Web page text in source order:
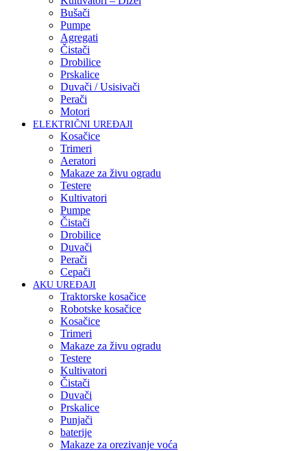
Bušači
Pumpe
Agregati
Čistači
Drobilice
Prskalice
Duvači / Usisivači
Perači
Motori
ELEKTRIČNI UREĐAJI
Kosačice
Trimeri
Aeratori
Makaze za živu ogradu
Testere
Kultivatori
Pumpe
Čistači
Drobilice
Duvači
Perači
Cepači
AKU UREĐAJI
Traktorske kosačice
Robotske kosačice
Kosačice
Trimeri
Makaze za živu ogradu
Testere
Kultivatori
Čistači
Duvači
Prskalice
Punjači
baterije
Makaze za orezivanje voća